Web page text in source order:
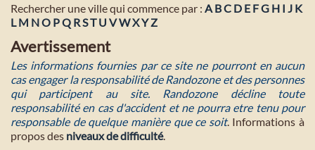
Rechercher une ville qui commence par : A BC D E FG H I J K
L M NO PQ RST U VWXYZ
Avertissement
Les informations fournies par ce site ne pourront en aucun
cas engager la responsabilité de Randozone et des personnes
qui participent au site. Randozone décline toute
responsabilité en cas d'accident et ne pourra etre tenu pour
responsable de quelque manière que ce soit. Informations à
propos des niveaux de difficulté.